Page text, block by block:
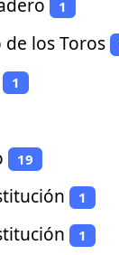
1
de los Toros
1
19
1
1